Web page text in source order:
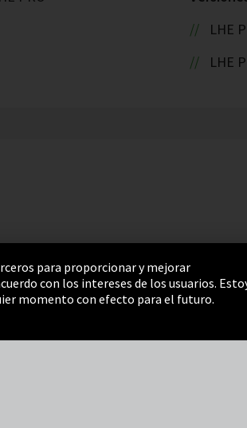
LHE
LHE
Settings Términos y Condiciones
para proporcionar y mejorar
con los intereses de los usuarios.
momento con efecto para el futuro.